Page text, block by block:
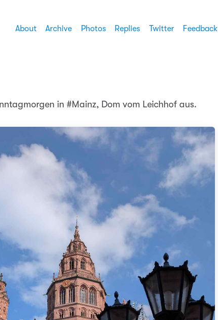
About Archive Photos Replies Twitter Feedback
in #Mainz, Dom vom Leichhof aus.